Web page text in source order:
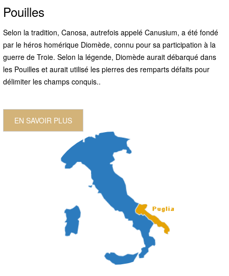
Pouilles
Selon la tradition, Canosa, autrefois appelé Canusium, a été fondé
par le héros homérique Diomède, connu pour sa participation à la
guerre de Troie. Selon la légende, Diomède aurait débarqué dans
les Pouilles et aurait utilisé les pierres des remparts défaits pour
délimiter les champs conquis..
EN SAVOIR PLUS